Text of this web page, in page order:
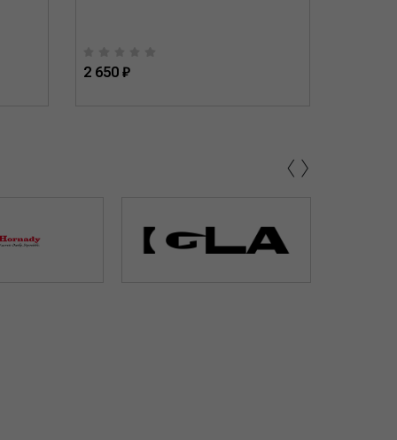
2 650 ₽
‹›